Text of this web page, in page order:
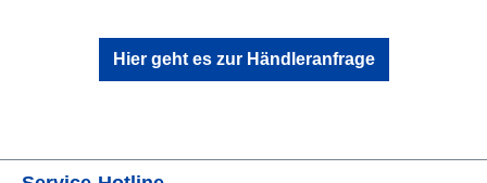
Hier geht es zur Händleranfrage